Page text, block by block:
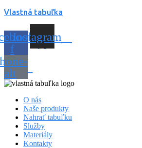
Vlastná tabuľka
f
Instagram
alt
O nás
Naše produkty
Nahrať tabuľku
Služby
Materiály
Kontakty